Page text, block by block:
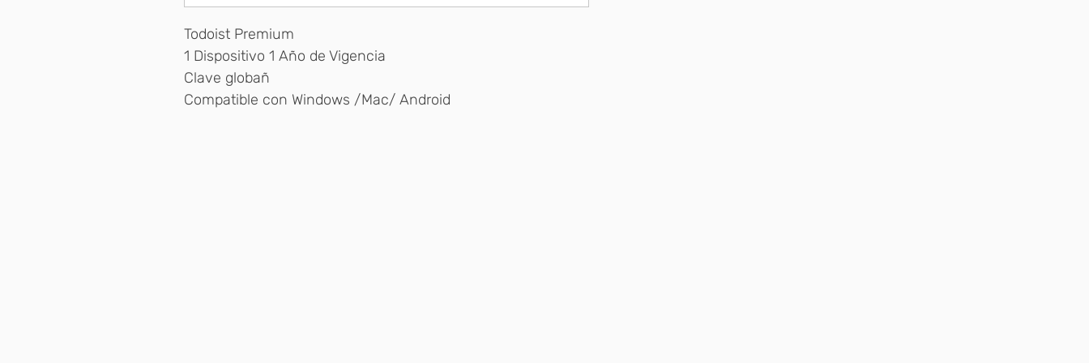
Todoist Premium
1 Dispositivo 1 Año de Vigencia
Clave globañ
Compatible con Windows /Mac/ Android